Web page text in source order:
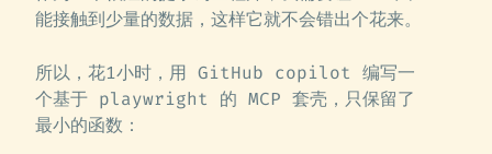
能接触到少量的数据，这样它就不会错出个花来。
所以，花1小时，用 GitHub copilot 编写一
个基于 playwright 的 MCP 套壳，只保留了
最小的函数：